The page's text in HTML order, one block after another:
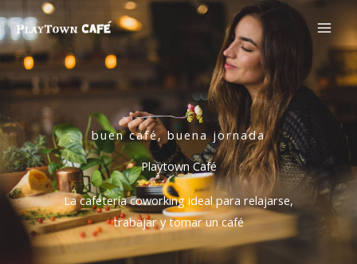
Ir
al
contenido
buen café, buena jornada
Playtown Café
La cafetería coworking ideal para relajarse,
trabajar y tomar un café